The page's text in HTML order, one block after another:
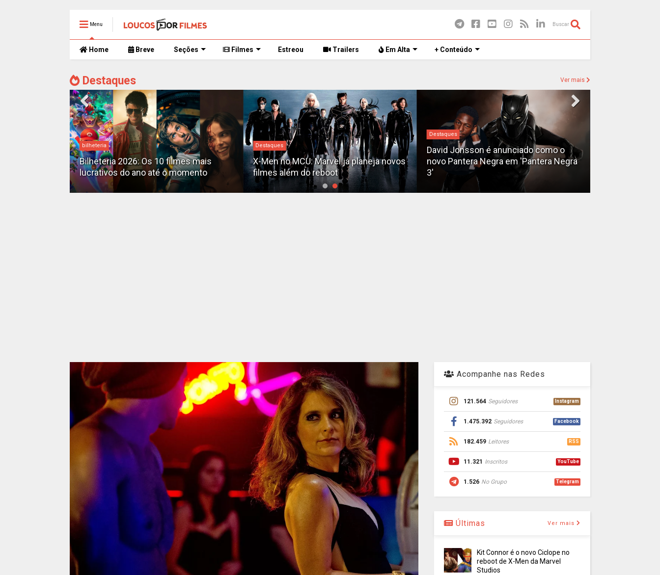
Menu Buscar
Home Breve Seções Filmes Estreou Trailers Em Alta + Conteúdo
Destaques Ver mais
bilheteria
Bilheteria 2026: Os 10 filmes mais
lucrativos do ano até o momento
Destaques
X-Men no MCU: Marvel já planeja novos
filmes além do reboot
Destaques
David Jonsson é anunciado como o
novo Pantera Negra em 'Pantera Negra
3'
Acompanhe nas Redes
121.564 Seguidores Instagram
1.475.392 Seguidores Facebook
182.459 Leitores RSS
11.321 Inscritos YouTube
1.526 No Grupo Telegram
Últimas Ver mais
Kit Connor é o novo Ciclope no
reboot de X-Men da Marvel
Studios